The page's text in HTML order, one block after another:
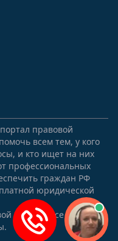
правовой
всем тем, у кого
и кто ищет на них
профессиональных
граждан РФ
юридической
Портал. Все права